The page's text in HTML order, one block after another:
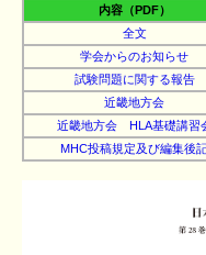
内容（PDF）
全文
学会からのお知らせ
試験問題に関する報告
近畿地方会
近畿地方会 HLA基礎講習
MHC投稿規定及び編集後